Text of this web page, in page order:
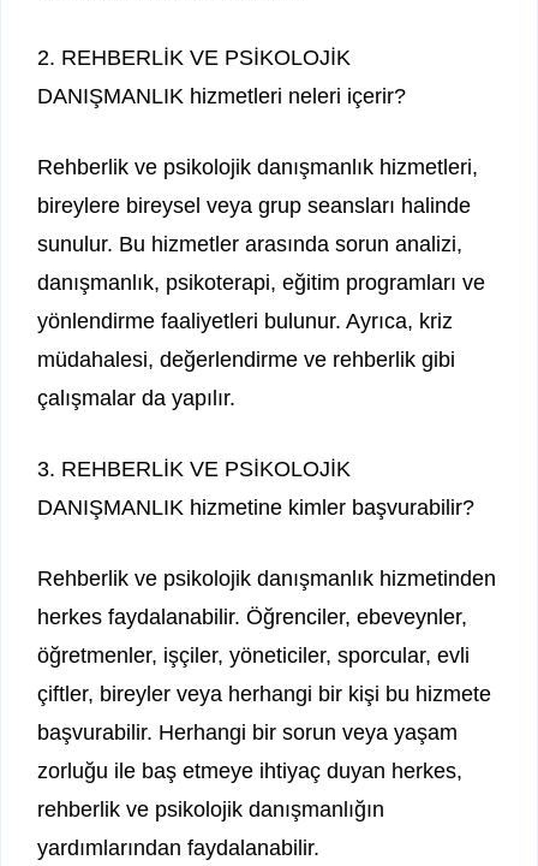
2. REHBERLİK VE PSİKOLOJİK
DANIŞMANLIK hizmetleri neleri içerir?
Rehberlik ve psikolojik danışmanlık hizmetleri,
bireylere bireysel veya grup seansları halinde
sunulur. Bu hizmetler arasında sorun analizi,
danışmanlık, psikoterapi, eğitim programları ve
yönlendirme faaliyetleri bulunur. Ayrıca, kriz
müdahalesi, değerlendirme ve rehberlik gibi
çalışmalar da yapılır.
3. REHBERLİK VE PSİKOLOJİK
DANIŞMANLIK hizmetine kimler başvurabilir?
Rehberlik ve psikolojik danışmanlık hizmetinden
herkes faydalanabilir. Öğrenciler, ebeveynler,
öğretmenler, işçiler, yöneticiler, sporcular, evli
çiftler, bireyler veya herhangi bir kişi bu hizmete
başvurabilir. Herhangi bir sorun veya yaşam
zorluğu ile baş etmeye ihtiyaç duyan herkes,
rehberlik ve psikolojik danışmanlığın
yardımlarından faydalanabilir.